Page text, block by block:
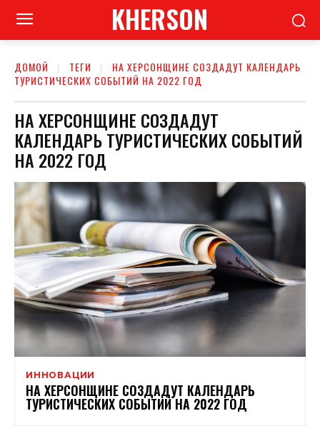
KHERSON
ДОМОЙ ТЕГИ
НА ХЕРСОНЩИНЕ СОЗДАДУТ КАЛЕНДАРЬ
ТУРИСТИЧЕСКИХ СОБЫТИЙ НА 2022 ГОД
НА ХЕРСОНЩИНЕ СОЗДАДУТ
КАЛЕНДАРЬ ТУРИСТИЧЕСКИХ СОБЫТИЙ
НА 2022 ГОД
ИННОВАЦИИ
НА ХЕРСОНЩИНЕ СОЗДАДУТ КАЛЕНДАРЬ
ТУРИСТИЧЕСКИХ СОБЫТИЙ НА 2022 ГОД